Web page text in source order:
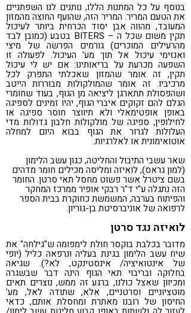
בנוסף על כל המתנות הללו, נותנים לנו השפתניים
את הטעם המריר. המריר הזה, שהועף החוצה מהמזון
המעובד, מהווה אבן יסוד הכרחית ביותר לעיכול
תקין משום שכל ה – BITERS בטבע (כמובן לבד
מהרעילים המוכרים) גורמים הפרשה של מיצי
ואנזימי עיכול אל תוך מע' העיכול. לפעולה זו
השפעה מכרעת על בריאותינו: אם יש לי עיכול
תקין, זה אומר שהמזון שאכלתי התפרק לכל
מרכיביו. זה אומר שהמולקולות מבוררות הייטב
ושהפסולת תתארגן ליציאה מן הגוף, בעוד שחומרי
הגלם להם זקוקים איברי הגוף, יהיו זמינים לספיגה
באופן אופטימאלי ולא תיווצר חוסר ספיגה או
לחילופין, ספיגה של מולקולות חלבון גדולות מדי
העלולות לגרור את הגוף בבוא היום למחלה
אוטואימונית או לאלרגיות.
שאר עשבי התיבול והחליטה, כגון עשב הלימון
(למון גראס), לואיזה ומליסה מכילים חומר מדהים
בשם ציטרל אשר פשוט מחסל תאי סרטן. החומר
הזה נתגלה ע"י ד"ר רבקי אופיר ממרכז המחקר
והפיתוח בערבה, המשמשת כחוקרת בבית הספר
לרפואה של אוניברסיטת בן-גוריון.
לואיזה נגד סרטן
מדובר בכלבת בוקסר חולת לימפומה ש"גילחה" את
שיח עשב הלימון בגינת בעליה ונרפאה כליל (יופי
של אינטואיציה/ אינסטינקט, לא?). שגיאה
בחלוקה ובריבוי תאי הגוף הינה דבר שבשגרה
ומכיוון שאצל כולנו, ברגע זה ממש, נוצרים תאים
מוטציוניים וסרטניים, אלא, שתודה לאל, מע'
החיסון של רובנו מאתרת ומחסלת אותם, כדאי